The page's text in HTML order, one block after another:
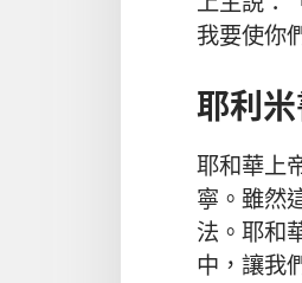
我要使你
耶利
耶和華上
寧。雖然
法。耶和
中，讓我